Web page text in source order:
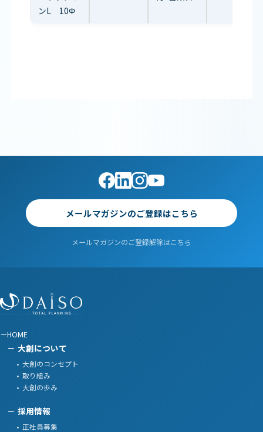
ンL 10Φ
メールマガジンのご登録はこちら
メールマガジンのご登録解除はこちら
HOME
大創について
大創のコンセプト
取り組み
大創の歩み
採用情報
正社員募集